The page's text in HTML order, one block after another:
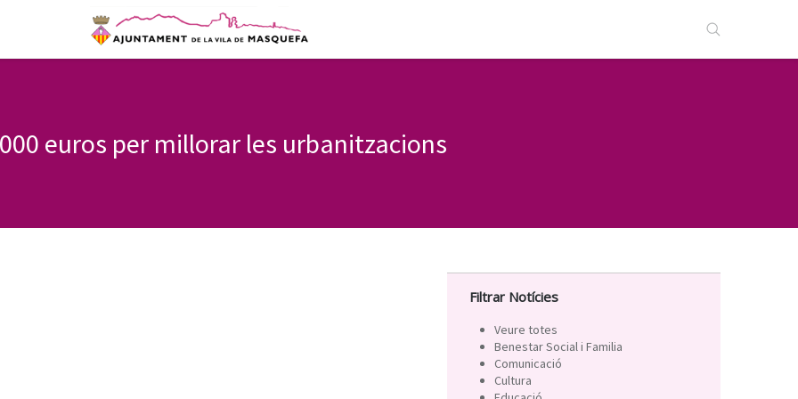
euros per millorar les urbanitzacions
Filtrar Notícies
Veure totes
Benestar Social i Familia
Comunicació
Cultura